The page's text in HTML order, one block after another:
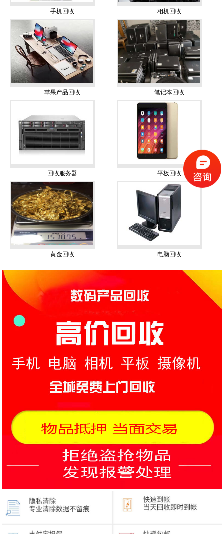
手机回收 相机回收
苹果产品回收 笔记本回收
回收服务器 平板回收
黄金回收 电脑回收